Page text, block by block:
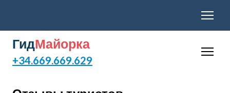
ГидМайорка
+34.669.669.629